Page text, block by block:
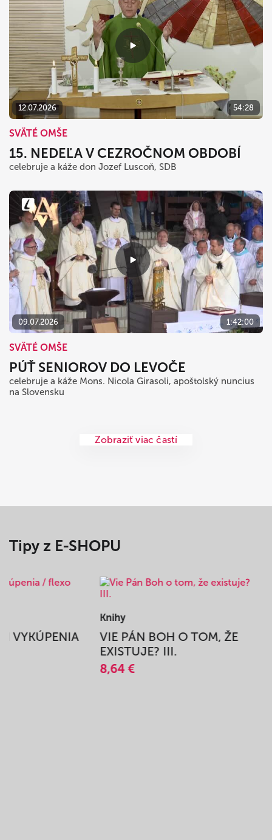
12.07.2026 54:28
SVÄTÉ OMŠE
15. NEDEĽA V CEZROČNOM OBDOBÍ
celebruje a káže don Jozef Luscoň, SDB
09.07.2026 1:42:00
SVÄTÉ OMŠE
PÚŤ SENIOROV DO LEVOČE
celebruje a káže Mons. Nicola Girasoli, apoštolský nuncius
na Slovensku
Zobraziť viac častí
Tipy z E-SHOPU
VYKÚPENIA
Knihy
VIE PÁN BOH O TOM, ŽE
EXISTUJE? III.
8,64 €